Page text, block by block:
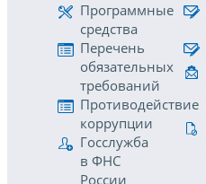
Программные
средства
Перечень
обязательных
требований
Противодействие
коррупции
Госслужба
в ФНС
России